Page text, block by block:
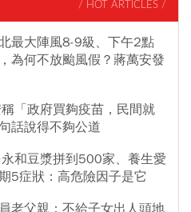
/ HOT ARTICLES /
最大陣風8-9級、下午2點
為何不放颱風假？蔣萬安發
「政府買夠疫苗，民間就
話說得不夠公道
和豆漿拼到500家、養生愛
5症狀：高危險因子是它
老父親：不給子女出人頭地